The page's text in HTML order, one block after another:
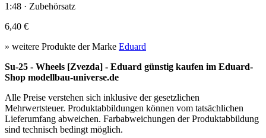
1:48 · Zubehörsatz
6,40 €
» weitere Produkte der Marke Eduard
Su-25 - Wheels [Zvezda] - Eduard günstig kaufen im Eduard-
Shop modellbau-universe.de
Alle Preise verstehen sich inklusive der gesetzlichen
Mehrwertsteuer. Produktabbildungen können vom tatsächlichen
Lieferumfang abweichen. Farbabweichungen der Produktabbildung
sind technisch bedingt möglich.